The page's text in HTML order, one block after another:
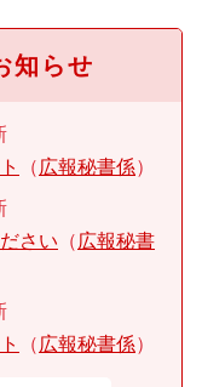
知らせ
広報秘書係
さい
広報秘書
広報秘書係